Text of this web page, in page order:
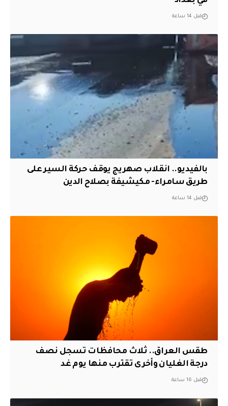
قبل 14 ساعة
بالفيديو.. انقلاب صهريج يوقف حركة السير على
طريق سامراء- مكيشيفة بصلاح الدين
قبل 14 ساعة
طقس العراق.. ثلاث محافظات تسجل نصف
درجة الغليان وأخرى تقترب منها يوم غد
قبل 16 ساعة